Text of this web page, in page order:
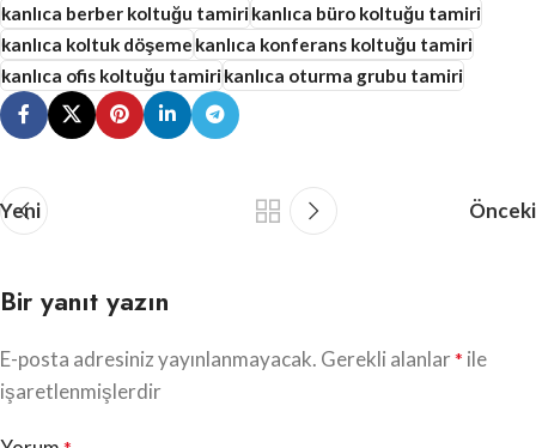
kanlıca berber koltuğu tamirikanlıca büro koltuğu tamiri
kanlıca koltuk döşemekanlıca konferans koltuğu tamiri
kanlıca ofis koltuğu tamirikanlıca oturma grubu tamiri
Yeni Önceki
Bir yanıt yazın
E-posta adresiniz yayınlanmayacak. Gerekli alanlar* ile
işaretlenmişlerdir